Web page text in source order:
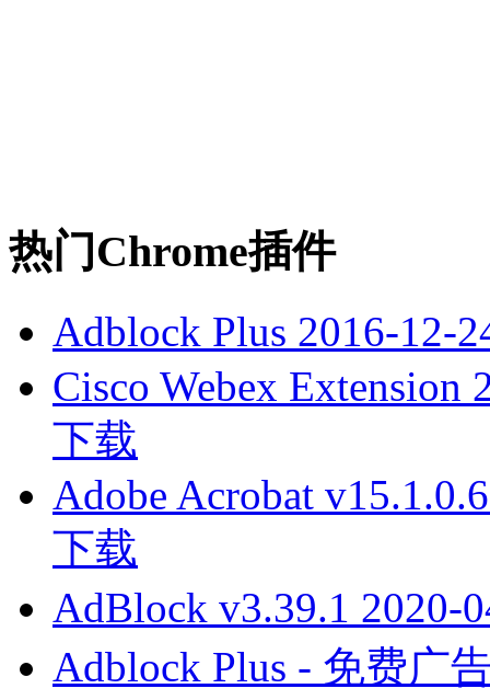
热门Chrome插件
Adblock Plus 2016-12-
Cisco Webex Extension
下载
Adobe Acrobat v15.1.0.6
下载
AdBlock v3.39.1 2020-
Adblock Plus - 免费广